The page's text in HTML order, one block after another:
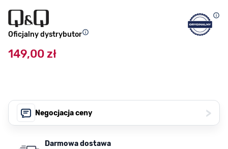
Oficjalny dystrybutor
149,00 zł
Negocjacja ceny >
Darmowa dostawa